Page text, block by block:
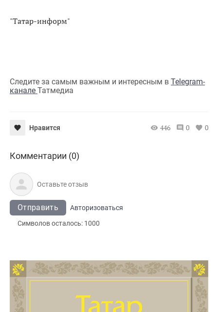
"Татар-информ"
Следите за самым важным и интересным в Telegram-
канале Татмедиа
Нравится 446 0 0
Комментарии (0)
Отправить
Авторизоваться
Символов осталось: 1000